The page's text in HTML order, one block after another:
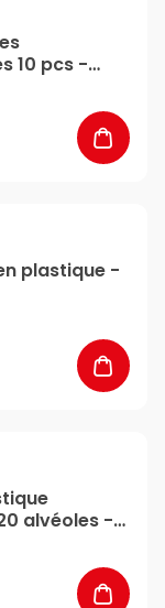
10 pcs -
plastique -
alvéoles -